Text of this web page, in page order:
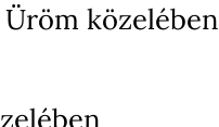
közelében